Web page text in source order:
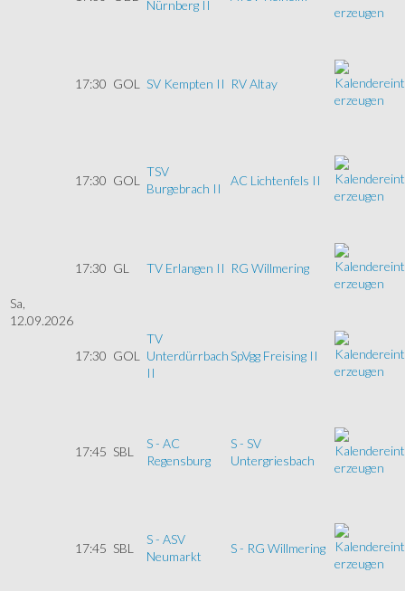
Sa,
12.09.2026
Nürnberg II
17:30 GOL SV Kempten II RV Altay
17:30 GOL
TSV
Burgebrach II
AC Lichtenfels II
17:30 GL TV Erlangen II RG Willmering
17:30 GOL
TV
Unterdürrbach
II
SpVgg Freising II
17:45 SBL
S - AC
Regensburg
S - SV
Untergriesbach
17:45 SBL
S - ASV
Neumarkt
S - RG Willmering